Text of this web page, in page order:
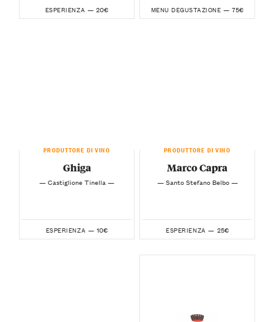
ESPERIENZA — 20€ MENU DEGUSTAZIONE — 75€
PRODUTTORE DI VINO
Ghiga
— Castiglione Tinella —
ESPERIENZA — 10€
PRODUTTORE DI VINO
Marco Capra
— Santo Stefano Belbo —
ESPERIENZA — 25€